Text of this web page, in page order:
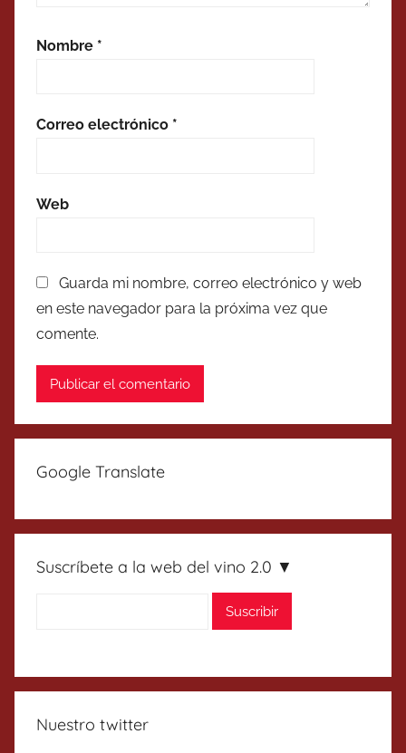
Nombre *
Correo electrónico *
Web
Guarda mi nombre, correo electrónico y web
en este navegador para la próxima vez que
comente.
Google Translate
Suscríbete a la web del vino 2.0 ▼
Nuestro twitter